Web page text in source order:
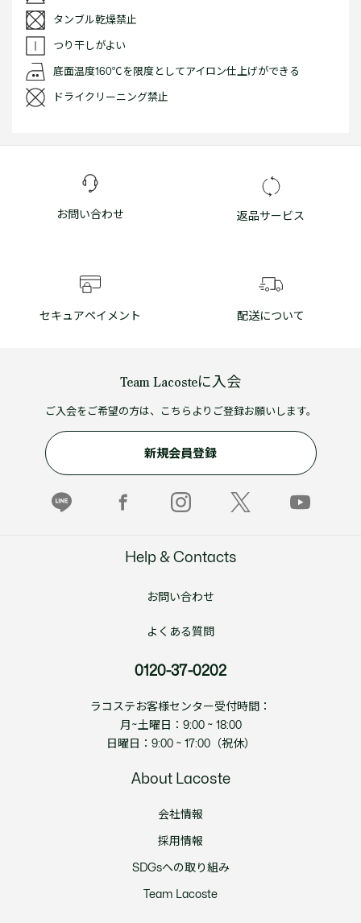
タンブル乾燥禁止
つり干しがよい
底面温度160℃を限度としてアイロン仕上げができる
ドライクリーニング禁止
お問い合わせ 返品サービス
セキュアペイメント 配送について
Team Lacosteに入会
ご入会をご希望の方は、こちらよりご登録お願いします。
新規会員登録
Help & Contacts
お問い合わせ
よくある質問
0120-37-0202
ラコステお客様センター受付時間：
月~土曜日：9:00 ~ 18:00
日曜日：9:00 ~ 17:00（祝休）
About Lacoste
会社情報
採用情報
SDGsへの取り組み
Team Lacoste